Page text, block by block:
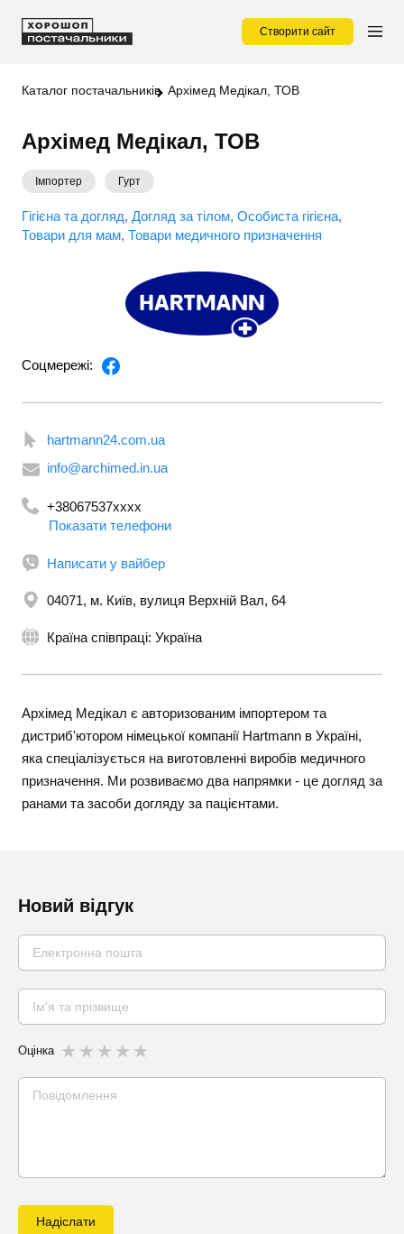
Створити сайт
Каталог постачальників Архімед Медікал, ТОВ
Архімед Медікал, ТОВ
Імпортер Гурт
Гігієна та догляд Догляд за тілом Особиста гігієна
Товари для мам Товари медичного призначення
Соцмережі:
hartmann24.com.ua
info@archimed.in.ua
+38067537xxxx
+380443648121
Показати телефони
Написати у вайбер
04071, м. Київ, вулиця Верхній Вал, 64
Країна співпраці: Україна
Архімед Медікал є авторизованим імпортером та
дистриб'ютором німецької компанії Hartmann в Україні,
яка спеціалізується на виготовленні виробів медичного
призначення. Ми розвиваємо два напрямки - це догляд за
ранами та засоби догляду за пацієнтами.
Новий відгук
Оцінка
Надіслати